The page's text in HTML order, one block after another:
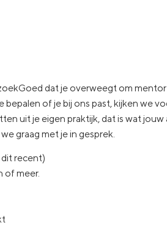
dat je overweegt om
of je bij ons past, kijken we
uit je eigen praktijk, dat is wat
graag met je in gesprek.
recent)
of meer.